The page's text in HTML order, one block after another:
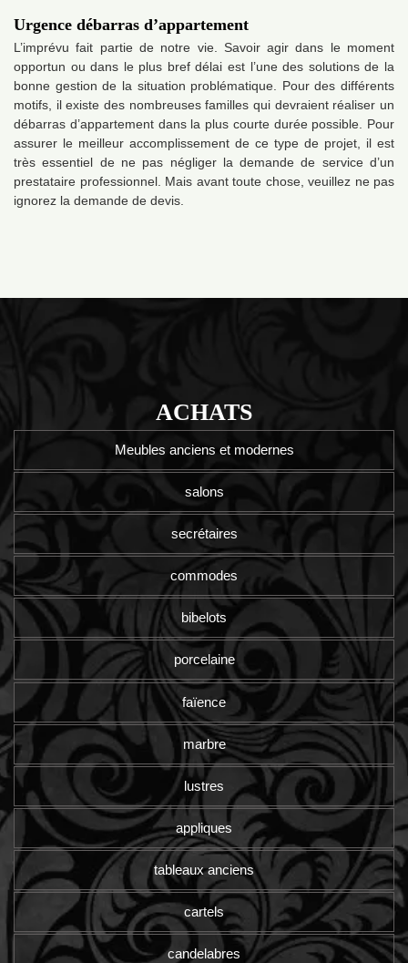
Urgence débarras d’appartement
L’imprévu fait partie de notre vie. Savoir agir dans le moment
opportun ou dans le plus bref délai est l’une des solutions de la
bonne gestion de la situation problématique. Pour des différents
motifs, il existe des nombreuses familles qui devraient réaliser un
débarras d’appartement dans la plus courte durée possible. Pour
assurer le meilleur accomplissement de ce type de projet, il est
très essentiel de ne pas négliger la demande de service d’un
prestataire professionnel. Mais avant toute chose, veuillez ne pas
ignorez la demande de devis.
ACHATS
Meubles anciens et modernes
salons
secrétaires
commodes
bibelots
porcelaine
faïence
marbre
lustres
appliques
tableaux anciens
cartels
candelabres